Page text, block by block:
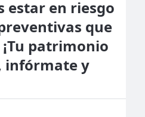
estar en riesgo
que
patrimonio
infórmate y